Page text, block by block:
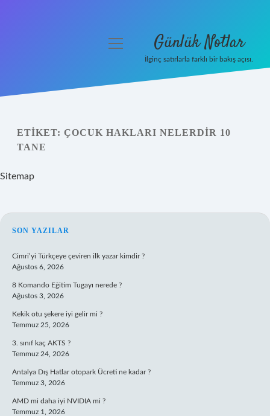
Yasal Uyarı
menüyü
Günlük Notlar
İlginç satırlarla farklı bir bakış açısı.
ETIKET: ÇOCUK HAKLARI NELERDIR 10
TANE
Sitemap
SIDEBAR
SON YAZILAR
Cimri’yi Türkçeye çeviren ilk yazar kimdir ?
Ağustos 6, 2026
8 Komando Eğitim Tugayı nerede ?
Ağustos 3, 2026
Kekik otu şekere iyi gelir mi ?
Temmuz 25, 2026
3. sınıf kaç AKTS ?
Temmuz 24, 2026
Antalya Dış Hatlar otopark Ücreti ne kadar ?
Temmuz 3, 2026
AMD mi daha iyi NVIDIA mi ?
Temmuz 1, 2026